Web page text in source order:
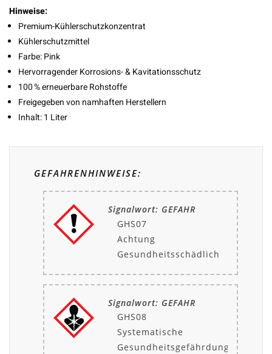
Hinweise:
Premium-Kühlerschutzkonzentrat
Kühlerschutzmittel
Farbe: Pink
Hervorragender Korrosions- & Kavitationsschutz
100 % erneuerbare Rohstoffe
Freigegeben von namhaften Herstellern
Inhalt: 1 Liter
GEFAHRENHINWEISE:
Signalwort: GEFAHR
GHS07
Achtung
Gesundheitsschädlich
Signalwort: GEFAHR
GHS08
Systematische
Gesundheitsgefährdung